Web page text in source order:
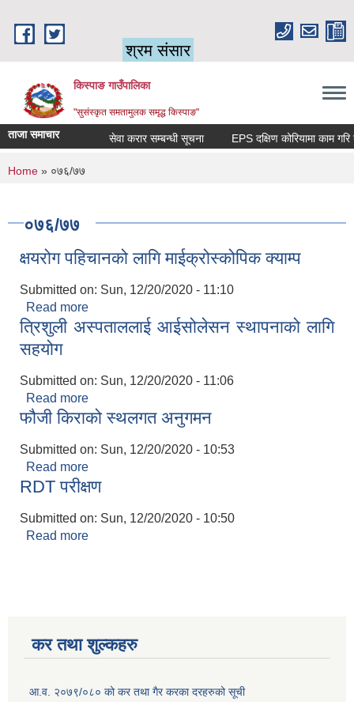
श्रम संसार
किस्पाङ गाउँपालिका
"सुसंस्कृत समतामुलक समृद्ध किस्पाङ"
ताजा समाचार सेवा करार सम्बन्धी सूचना
You are here
Home » ०७६/७७
०७६/७७
क्षयरोग पहिचानको लागि माईक्रोस्कोपिक क्याम्प
Submitted on: Sun, 12/20/2020 - 11:10
Read more
त्रिशुली अस्पताललाई आईसोलेसन स्थापनाको लागि
सहयोग
Submitted on: Sun, 12/20/2020 - 11:06
Read more
सहयोग
फौजी किराको स्थलगत अनुगमन
Submitted on: Sun, 12/20/2020 - 10:53
Read more
RDT परीक्षण
Submitted on: Sun, 12/20/2020 - 10:50
Read more
कर तथा शुल्कहरु
आ.व. २०७९/०८० को कर तथा गैर करका दरहरुको सूची